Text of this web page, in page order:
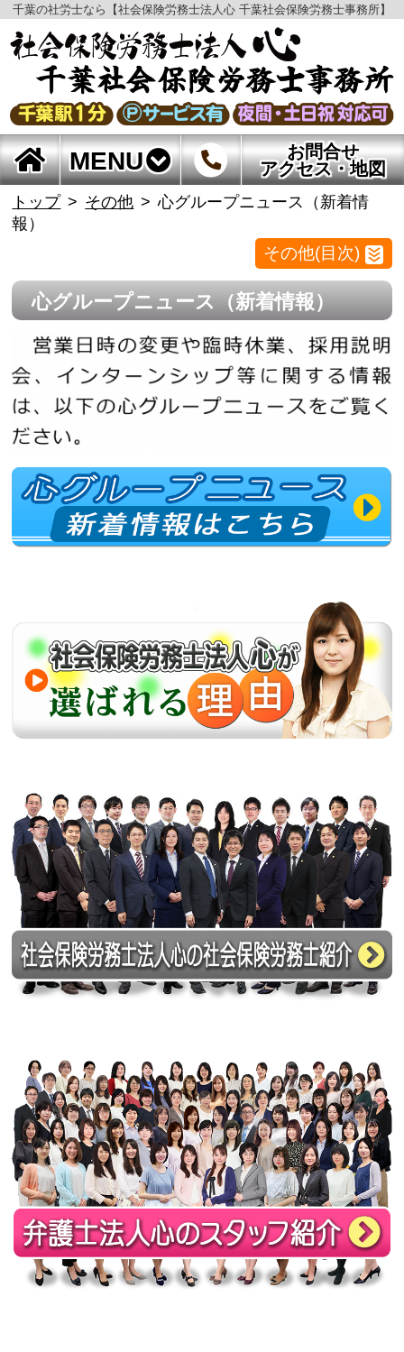
千葉の社労士なら【社会保険労務士法人心 千葉社会保険労務士事務所】
MENU
お問合せ
アクセス・地図
トップ その他
心グループニュース（新着情
報）
その他(目次)
心グループニュース（新着情報）